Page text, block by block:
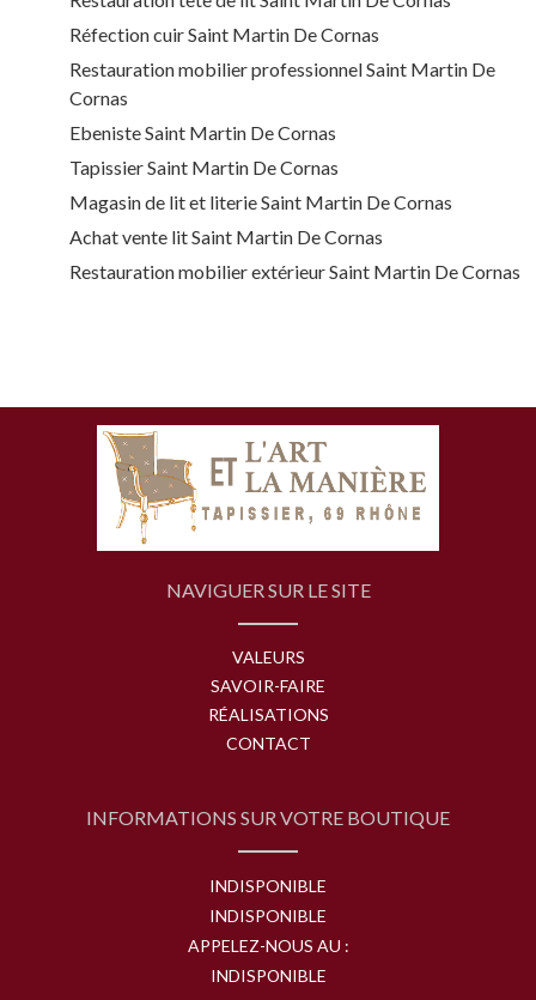
Réfection cuir Saint Martin De Cornas
Restauration mobilier professionnel Saint Martin De
Cornas
Ebeniste Saint Martin De Cornas
Tapissier Saint Martin De Cornas
Magasin de lit et literie Saint Martin De Cornas
Achat vente lit Saint Martin De Cornas
Restauration mobilier extérieur Saint Martin De Cornas
NAVIGUER SUR LE SITE
VALEURS
SAVOIR-FAIRE
RÉALISATIONS
CONTACT
INFORMATIONS SUR VOTRE BOUTIQUE
INDISPONIBLE
INDISPONIBLE
APPELEZ-NOUS AU :
INDISPONIBLE